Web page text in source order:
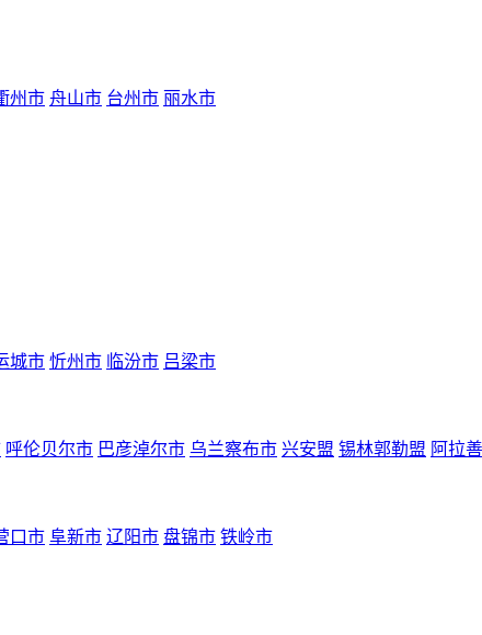
州市 舟山市 台州市 丽水市
城市 忻州市 临汾市 吕梁市
呼伦贝尔市 巴彦淖尔市 乌兰察布市 兴安盟 锡林郭勒盟 阿拉
口市 阜新市 辽阳市 盘锦市 铁岭市